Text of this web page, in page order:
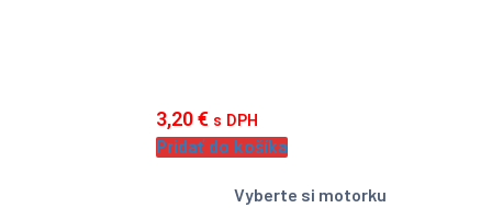
3,20€ s DPH
Pridať do košíka
Vyberte si motorku